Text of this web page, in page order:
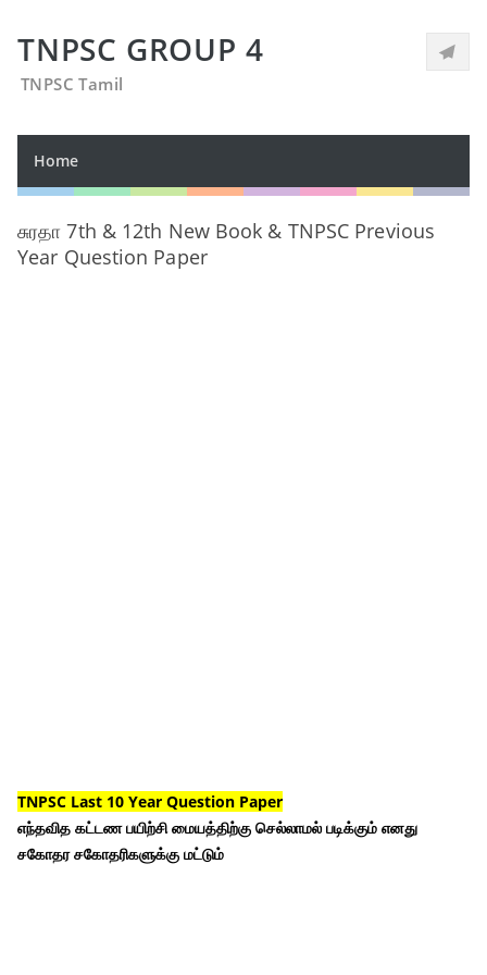
TNPSC GROUP 4
TNPSC Tamil
Home
சுரதா 7th & 12th New Book & TNPSC Previous
Year Question Paper
TNPSC Last 10 Year Question Paper
எந்தவித கட்டண பயிற்சி மையத்திற்கு செல்லாமல் படிக்கும் எனது
சகோதர சகோதரிகளுக்கு மட்டும்